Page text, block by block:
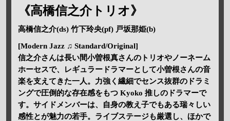
《高橋信之介トリオ》
高橋信之介(ds) 竹下玲央(pf) 戸坂那姫(b)
[Modern Jazz ♫ Standard/Original]
信之介さんは長い間小曽根真さんのトリオやノーネーム
ホーセスで、レギュラードラマーとして小曽根さんの音
楽を支えてきた一人。力強く繊細でセンス抜群のドラミ
ングで圧倒的な存在感をもつ Kyoko 推しのドラマーで
す。サイドメンバーは、自身の教え子でもある瑞々しい
感性とが魅力の若手。ライブステージも厳選し、ほかで